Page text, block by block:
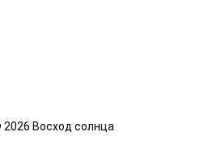
2026 Восход солнца